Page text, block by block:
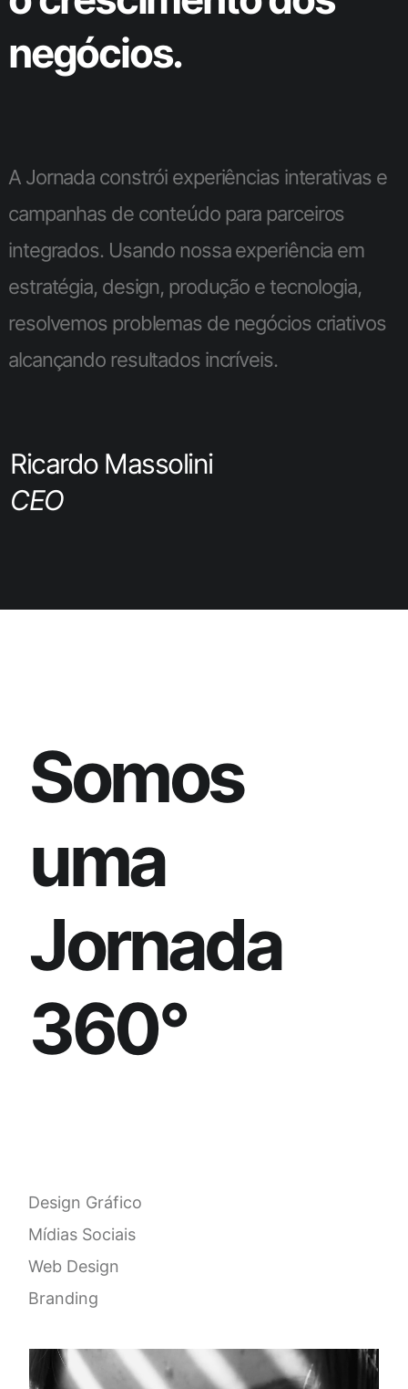
negócios.
A Jornada constrói experiências interativas e
campanhas de conteúdo para parceiros
integrados. Usando nossa experiência em
estratégia, design, produção e tecnologia,
resolvemos problemas de negócios criativos
alcançando resultados incríveis.
Ricardo Massolini
CEO
Somos
uma
Jornada
360°
Design Gráfico
Mídias Sociais
Web Design
Branding